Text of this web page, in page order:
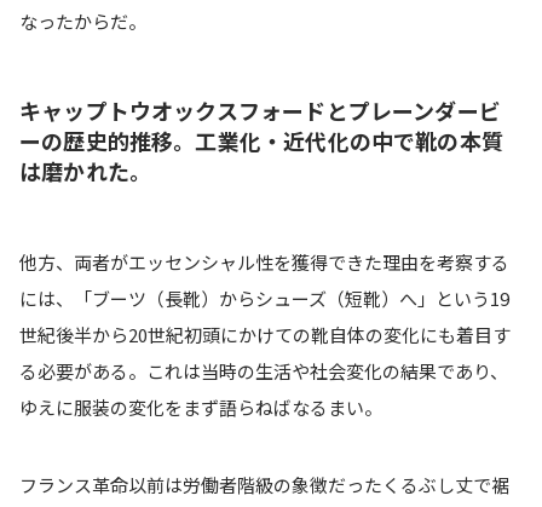
なったからだ。
キャップトウオックスフォードとプレーンダービ
ーの歴史的推移。工業化・近代化の中で靴の本質
は磨かれた。
他方、両者がエッセンシャル性を獲得できた理由を考察する
には、「ブーツ（長靴）からシューズ（短靴）へ」という19
世紀後半から20世紀初頭にかけての靴自体の変化にも着目す
る必要がある。これは当時の生活や社会変化の結果であり、
ゆえに服装の変化をまず語らねばなるまい。
フランス革命以前は労働者階級の象徴だったくるぶし丈で裾